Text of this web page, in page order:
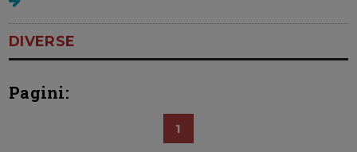
DIVERSE
Pagini:
1